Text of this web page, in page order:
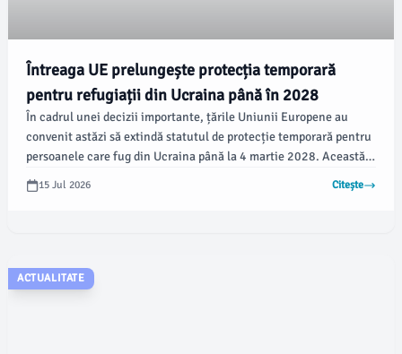
Întreaga UE prelungește protecția temporară
pentru refugiații din Ucraina până în 2028
În cadrul unei decizii importante, țările Uniunii Europene au
convenit astăzi să extindă statutul de protecție temporară pentru
persoanele care fug din Ucraina până la 4 martie 2028. Această
decizie subliniază angajamentul UE de a sprijini Ucraina și
poporul său atâta vreme cât este necesar, conform informațiilor
15 Jul 2026 Citește
ACTUALITATE